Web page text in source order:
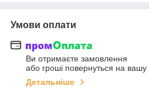
Умови оплати
Ви отримаєте замовлення
або гроші повернуться на вашу
Детальніше